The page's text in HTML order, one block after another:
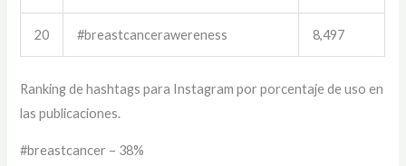
20 #breastcancerawereness 8,497
Ranking de hashtags para Instagram por porcentaje de uso en
las publicaciones.
#breastcancer – 38%